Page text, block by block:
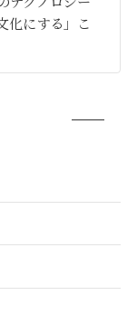
化にする」こ